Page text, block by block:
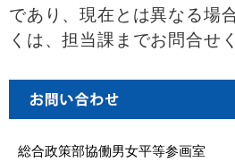
であり、現在とは異なる場
くは、担当課までお問合せ
総合政策部協働男女平等参画室